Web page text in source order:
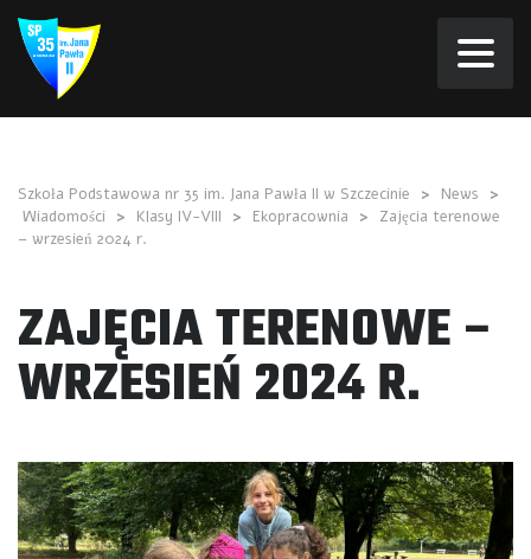
Szkoła Podstawowa nr 35 im. Jana Pawła II w Szczecinie > News
>
Wiadomości
> Klasy IV-VIII > Ekopracownia >
Zajęcia terenowe
– wrzesień 2024 r.
ZAJĘCIA TERENOWE –
WRZESIEŃ 2024 R.